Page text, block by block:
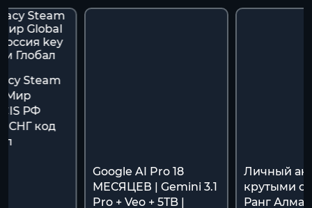
Steam
Мир
РФ
СНГ код
Google AI Pro 18
МЕСЯЦЕВ | Gemini 3.1
Pro + Veo + 5TB |
Личный
крутыми
Ранг Алмаз